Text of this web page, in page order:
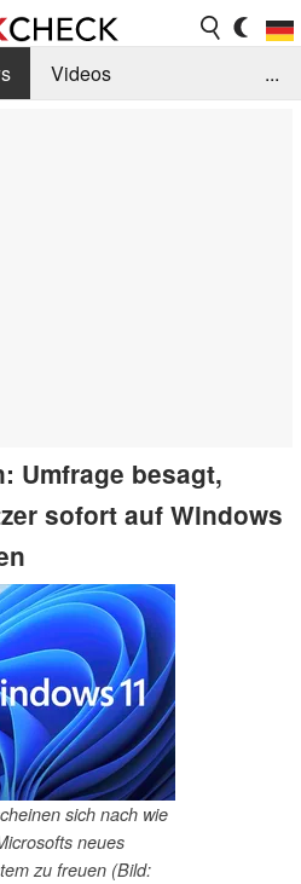
Videos
...
Umfrage besagt,
sofort auf Windows
sich nach wie
neues
zu freuen (Bild: